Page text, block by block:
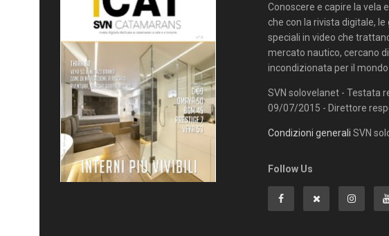
Conoscere e capire la vela
che con la rivista digitale,
speciali in video che
mercato nautico, cercano
incondizionata per il
SVN solovelanet - Testata
09/07/2015 - Direttore
Condizioni generali SVN
Follow Us